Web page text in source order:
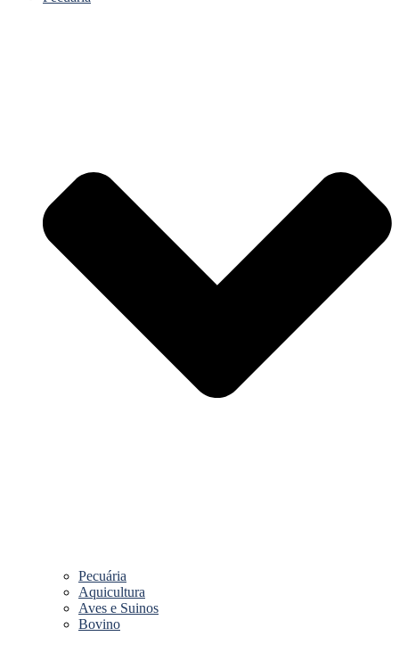
Pecuária
Aquicultura
Aves e Suinos
Bovino